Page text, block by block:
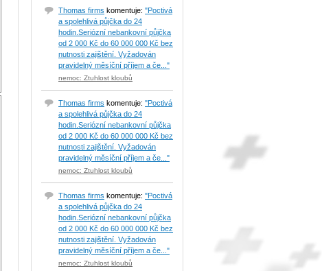
Thomas firms komentuje: "Poctivá
a spolehlivá půjčka do 24
hodin.Seriózní nebankovní půjčka
od 2 000 Kč do 60 000 000 Kč bez
nutnosti zajištění. Vyžadován
pravidelný měsíční příjem a če..."
nemoc: Ztuhlost kloubů
Thomas firms komentuje: "Poctivá
a spolehlivá půjčka do 24
hodin.Seriózní nebankovní půjčka
od 2 000 Kč do 60 000 000 Kč bez
nutnosti zajištění. Vyžadován
pravidelný měsíční příjem a če..."
nemoc: Ztuhlost kloubů
Thomas firms komentuje: "Poctivá
a spolehlivá půjčka do 24
hodin.Seriózní nebankovní půjčka
od 2 000 Kč do 60 000 000 Kč bez
nutnosti zajištění. Vyžadován
pravidelný měsíční příjem a če..."
nemoc: Ztuhlost kloubů